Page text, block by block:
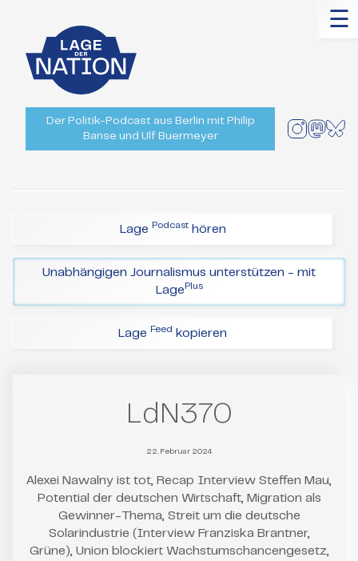
☰
Der Politik-Podcast aus Berlin mit Philip
Banse und Ulf Buermeyer
Lage Podcasthören
Unabhängigen Journalismus unterstützen - mit
Lage Plus
Lage Feed kopieren
LdN370
22. Februar 2024
Alexei Nawalny ist tot, Recap Interview Steffen Mau,
Potential der deutschen Wirtschaft, Migration als
Gewinner-Thema, Streit um die deutsche
Solarindustrie (Interview Franziska Brantner,
Grüne), Union blockiert Wachstumschancengesetz,